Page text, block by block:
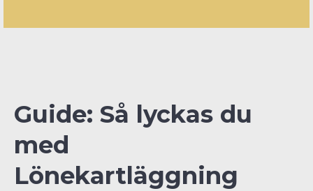
Guide: Så lyckas du
med
Lönekartläggning